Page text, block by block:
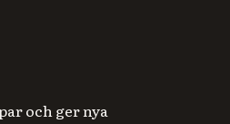
och ger nya